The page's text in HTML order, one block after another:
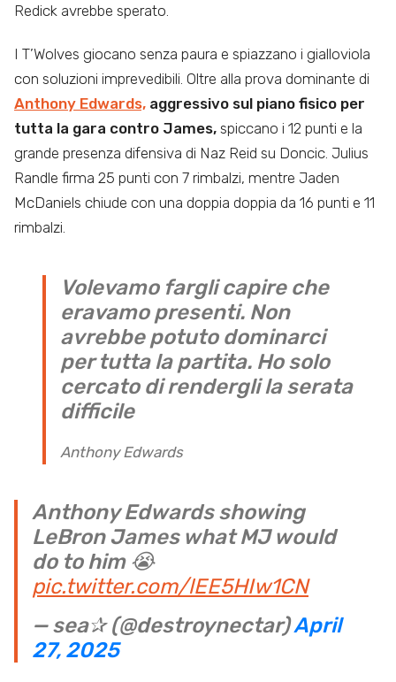
Redick avrebbe sperato.
I T’Wolves giocano senza paura e spiazzano i gialloviola
con soluzioni imprevedibili. Oltre alla prova dominante di
Anthony Edwards, aggressivo sul piano fisico per
tutta la gara contro James, spiccano i 12 punti e la
grande presenza difensiva di Naz Reid su Doncic. Julius
Randle firma 25 punti con 7 rimbalzi, mentre Jaden
McDaniels chiude con una doppia doppia da 16 punti e 11
rimbalzi.
Volevamo fargli capire che
eravamo presenti. Non
avrebbe potuto dominarci
per tutta la partita. Ho solo
cercato di rendergli la serata
difficile
Anthony Edwards
Anthony Edwards showing
LeBron James what MJ would
do to him 😭
pic.twitter.com/lEE5HIw1CN
— sea✰ (@destroynectar)April
27, 2025